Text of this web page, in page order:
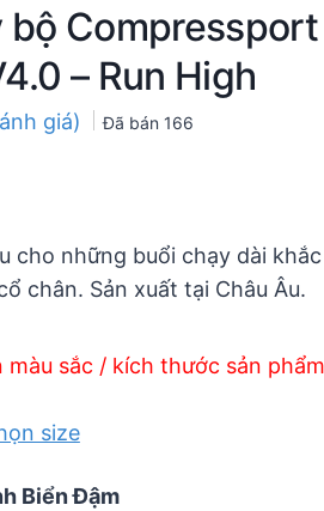
bộ Compressport
– Run High
giá) Đã bán 166
cho những buổi chạy dài
chân. Sản xuất tại Châu Âu.
màu sắc / kích thước sản
size
Biển Đậm